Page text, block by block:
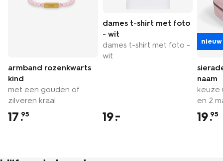
armband rozenkwarts
kind
met een gouden of
zilveren kraal
17.95
dames t-shirt met foto
- wit
dames t-shirt met foto -
wit
19
nieuw
naam
keuze
en 2
19.95